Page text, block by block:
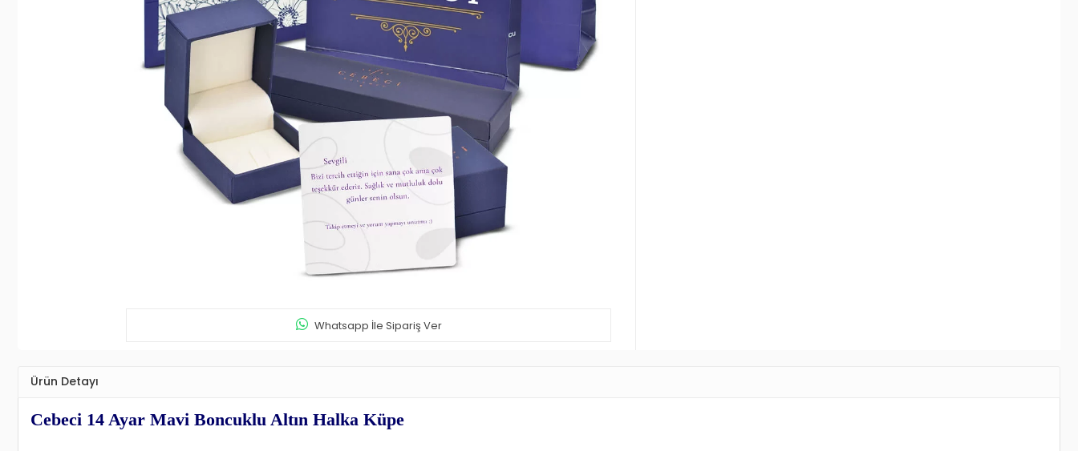
Whatsapp İle Sipariş Ver
Ürün Detayı
Cebeci 14 Ayar Mavi Boncuklu Altın Halka Küpe